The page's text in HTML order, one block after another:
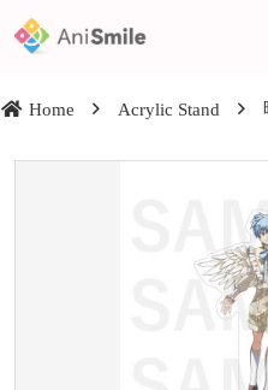
Home Acrylic Stand